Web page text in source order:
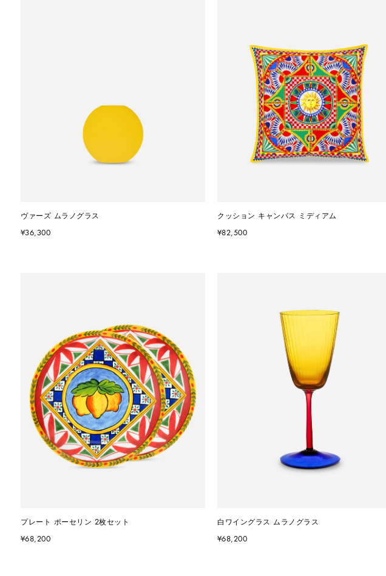
ヴァーズ ムラノグラス
¥36,300
クッション キャンバス ミディアム
¥82,500
プレート ポーセリン 2枚セット
¥68,200
白ワイングラス ムラノグラス
¥68,200